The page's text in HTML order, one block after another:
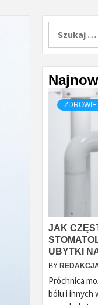
JAK
UBYTKI
BY
Próchnica
bólu i innych